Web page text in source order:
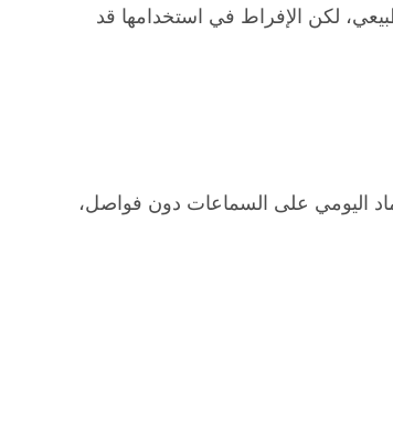
لكن الإفراط في استخدامها قد
اليومي على السماعات دون فواصل،